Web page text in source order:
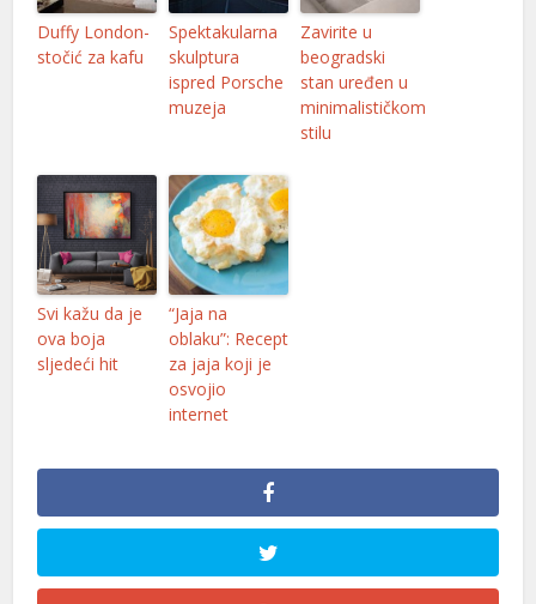
Duffy London-
stočić za kafu
Spektakularna
skulptura
ispred Porsche
muzeja
Zavirite u
beogradski
stan uređen u
minimalističkom
stilu
Svi kažu da je
ova boja
sljedeći hit
“Jaja na
oblaku”: Recept
za jaja koji je
osvojio
internet